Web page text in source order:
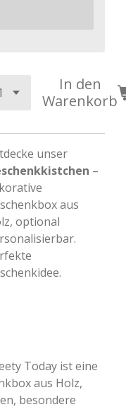
In den
Warenkorb
unser
–
aus
optional
Today ist eine
aus Holz,
besondere